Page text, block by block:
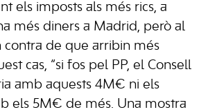
els imposts als més rics, a
més diners a Madrid, però al
contra de que arribin més
cas, “si fos pel PP, el Consell
amb aquests 4M€ ni els
els 5M€ de més. Una mostra